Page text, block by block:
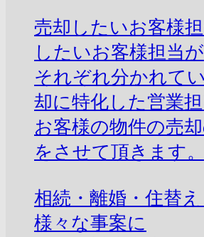
売却したいお客様
したいお客様担当が
それぞれ分かれて
却に特化した営業
お客様の物件の売
をさせて頂きます。
相続・離婚・住替え
様々な事案に